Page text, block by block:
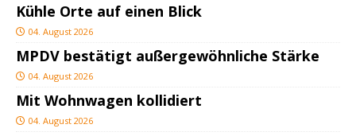
Kühle Orte auf einen Blick
04. August 2026
MPDV bestätigt außergewöhnliche Stärke
04. August 2026
Mit Wohnwagen kollidiert
04. August 2026